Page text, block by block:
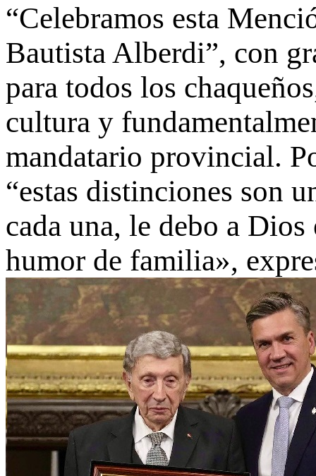
“Celebramos esta
Bautista Alberdi”, con
para todos los
cultura y
mandatario provincial.
“estas distinciones son
cada una, le debo a
humor de familia»,